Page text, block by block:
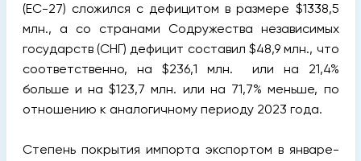
(ЕС-27) сложился с дефицитом в размере $1338,5
млн., а со странами Содружества независимых
государств (СНГ) дефицит составил $48,9 млн., что
соответственно, на $236,1 млн. или на 21,4%
больше и на $123,7 млн. или на 71,7% меньше, по
отношению к аналогичному периоду 2023 года.
Степень покрытия импорта экспортом в январе-